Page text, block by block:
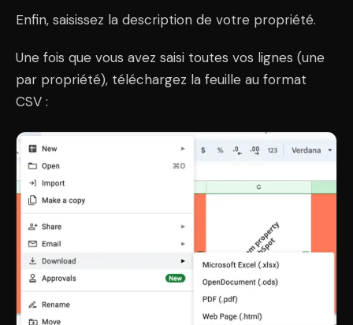
Enfin, saisissez la description de votre propriété.
Une fois que vous avez saisi toutes vos lignes (une
par propriété), téléchargez la feuille au format
CSV :